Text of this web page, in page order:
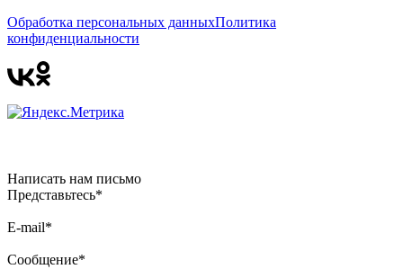
Обработка персональных данныхПолитика
конфиденциальности
Написать нам письмо
Представьтесь*
E-mail*
Сообщение*